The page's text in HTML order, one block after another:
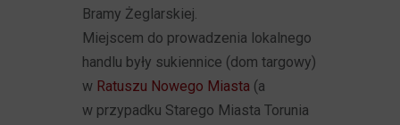
Bramy Żeglarskiej.
Miejscem do prowadzenia lokalnego
handlu były sukiennice (dom targowy)
w Ratuszu Nowego Miasta (a
w przypadku Starego Miasta Torunia